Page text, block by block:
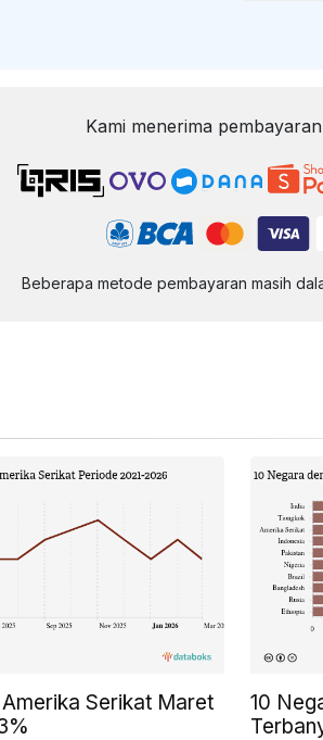
Kami menerima
Beberapa metode pembayaran masih
Serikat Maret
10